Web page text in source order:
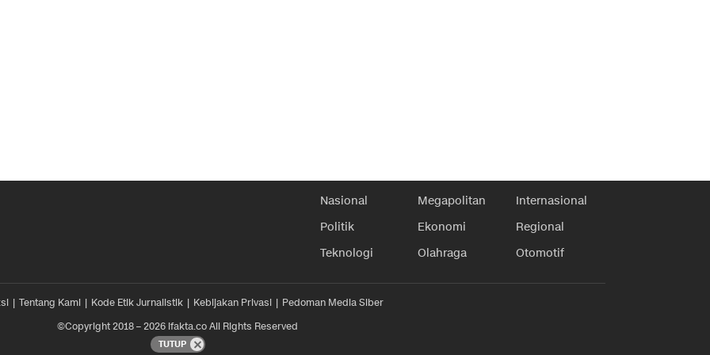
Nasional Megapolitan
Internasional
Politik
Ekonomi
Regional
Teknologi
Olahraga Otomotif
Tentang Kami Kode Etik Jurnalistik Kebijakan Privasi
Pedoman Media Siber
©Copyright 2018 – 2026 ifakta.co All Rights Reserved
TUTUP